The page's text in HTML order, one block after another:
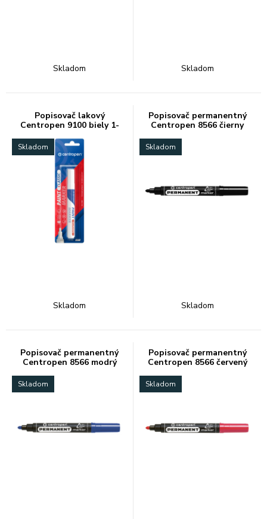
Skladom Skladom
Popisovač lakový
Centropen 9100 biely 1-
Skladom
Skladom
Popisovač permanentný
Centropen 8566 čierny
Skladom
Skladom
Popisovač permanentný
Centropen 8566 modrý
Skladom
Popisovač permanentný
Centropen 8566 červený
Skladom